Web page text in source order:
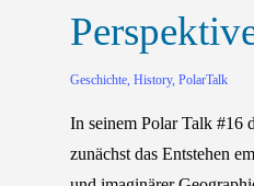
Geschichte, History, PolarTalk
In seinem Polar Talk #16
zunächst das Entstehen